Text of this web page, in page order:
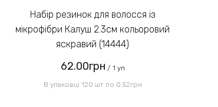
Надіслати
Набір резинок для волосся із
мікрофібри Калуш 2.3см кольоровий
яскравий (14444)
62.00грн / 1 уп
В упаковці 120 шт по 0.52грн